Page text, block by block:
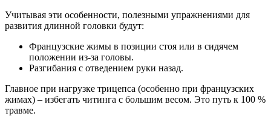
Учитывая эти особенности, полезными упражнениями для
развития длинной головки будут:
Французские жимы в позиции стоя или в сидячем
положении из-за головы.
Разгибания с отведением руки назад.
Главное при нагрузке трицепса (особенно при французских
жимах) – избегать читинга с большим весом. Это путь к 100 %
травме.